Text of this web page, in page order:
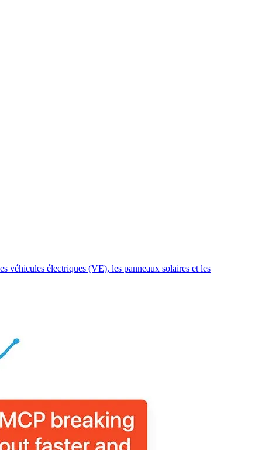
véhicules électriques (VE), les panneaux solaires et les